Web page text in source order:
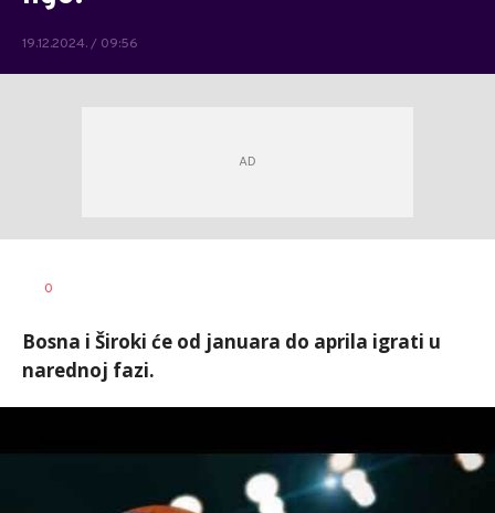
19.12.2024. / 09:56
AUTOR
0
Bosna i Široki će od januara do aprila igrati u
narednoj fazi.